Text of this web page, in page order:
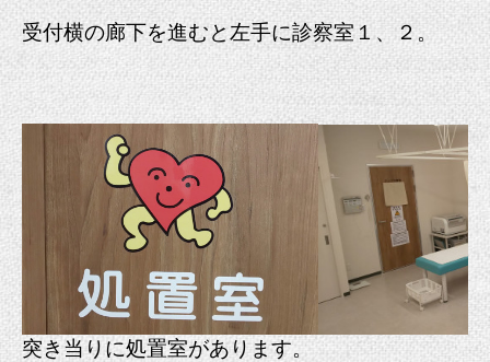
受付横の廊下を進むと左手に診察室１、２。
突き当りに処置室があります。